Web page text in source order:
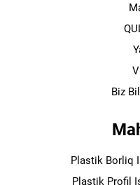
Biz
Plastik Borliq
Plastik Profil